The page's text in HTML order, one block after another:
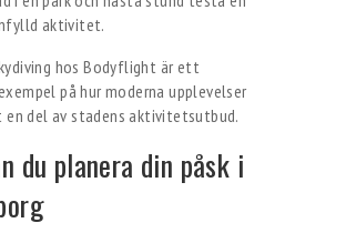
aktivitet.
hos Bodyflight är ett
på hur moderna upplevelser
en del av stadens aktivitetsutbud.
du planera din påsk i